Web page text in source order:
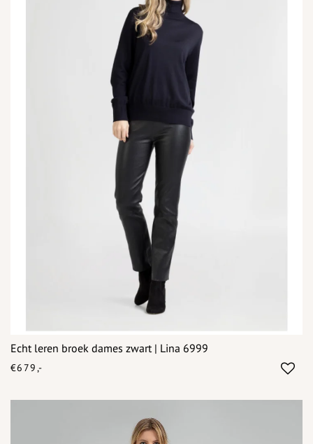
Echt leren broek dames zwart | Lina 6999
€679,-